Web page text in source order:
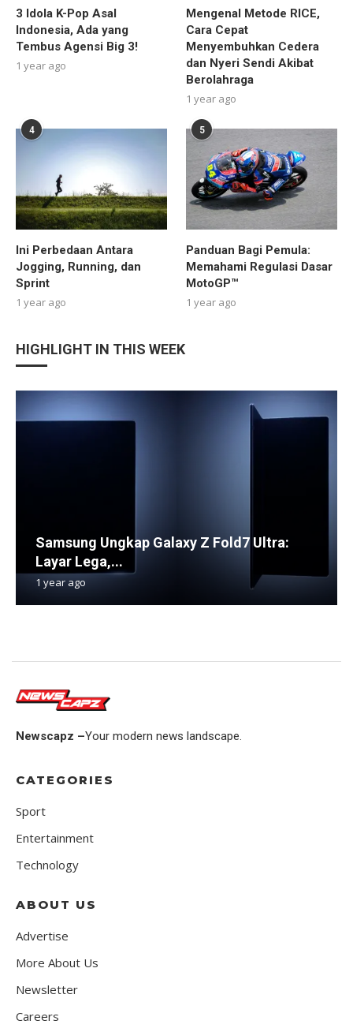
3 Idola K-Pop Asal
Indonesia, Ada yang
Tembus Agensi Big 3!
1 year ago
Mengenal Metode RICE,
Cara Cepat
Menyembuhkan Cedera
dan Nyeri Sendi Akibat
Berolahraga
1 year ago
4
Ini Perbedaan Antara
Jogging, Running, dan
Sprint
1 year ago
5
Panduan Bagi Pemula:
Memahami Regulasi Dasar
MotoGP™
1 year ago
HIGHLIGHT IN THIS WEEK
Samsung Ungkap Galaxy Z Fold7 Ultra:
Layar Lega,...
1 year ago
Newscapz –Your modern news landscape.
CATEGORIES
Sport
Entertainment
Technology
ABOUT US
Advertise
More About Us
Newsletter
Careers